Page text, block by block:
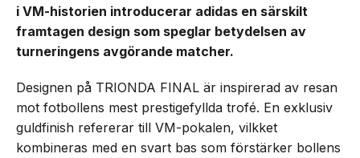
i VM-historien introducerar adidas en särskilt
framtagen design som speglar betydelsen av
turneringens avgörande matcher.
Designen på TRIONDA FINAL är inspirerad av resan
mot fotbollens mest prestigefyllda trofé. En exklusiv
guldfinish refererar till VM-pokalen, vilkket
kombineras med en svart bas som förstärker bollens